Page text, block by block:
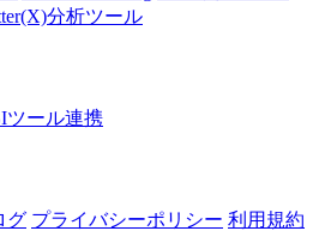
分析ツール
ツール連携
グ プライバシーポリシー 利用規約